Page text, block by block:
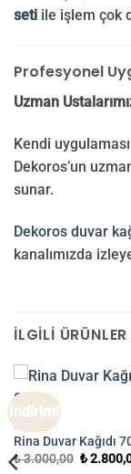
seti ile işlem çok
Profesyonel
Uzman
Kendi
Dekoros’un
sunar.
Dekoros duvar
kanalımızda
İLGILI ÜRÜNLER
İndirim!
RINA
Rina Duvar Kağıdı
₺3.000,00 Orijinal
₺